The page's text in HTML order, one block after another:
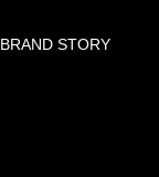
BRAND STORY